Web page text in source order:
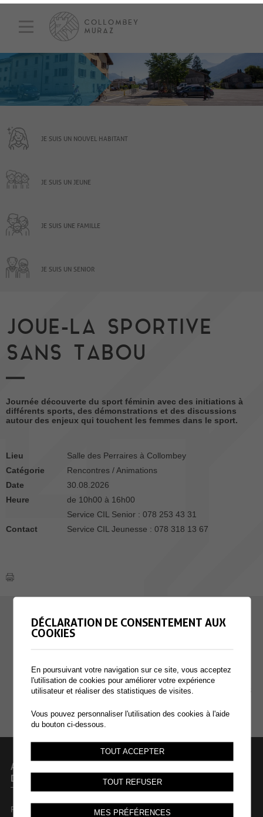
JE SUIS UN NOUVEL HABITANT
JE SUIS UN JEUNE
JE SUIS UNE FAMILLE
JE SUIS UN SENIOR
JOUE-LA SPORTIVE
SANS TABOU
Journée découverte du sport féminin avec des initiations à
différents sports, des démonstrations et des discussions
autour des enjeux qui touchent les femmes dans le sport.
Lieu
Salle des Perraires à Collombey
Catégorie
Rencontres / Animations
Date
30.08.2026
Heure
de 10h00 à 16h00
Contact
Service CIL Senior : 078 253 43 31
Service CIL Jeunesse : 078 318 13 67
EXTRANET
MENTIONS LÉGALES
PLAN DU SITE
ADMINISTRATION COMMUNALE
DE COLLOMBEY-MURAZ
Rue des Dents-du-Midi 44
DÉCLARATION DE CONSENTEMENT AUX
COOKIES
En poursuivant votre navigation sur ce site, vous acceptez
l'utilisation de cookies pour améliorer votre expérience
utilisateur et réaliser des statistiques de visites.
Vous pouvez personnaliser l'utilisation des cookies à l'aide
du bouton ci-dessous.
TOUT ACCEPTER
TOUT REFUSER
MES PRÉFÉRENCES